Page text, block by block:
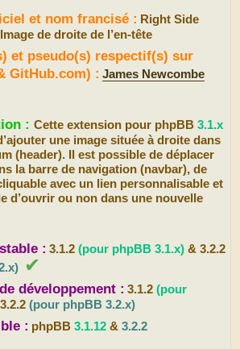
et nom francisé : Right Side
de droite de l’en-tête
et pseudo(s) respectif(s) sur
GitHub.com) : James Newcombe
: Cette extension pour phpBB 3.1.x
une image située à droite dans
(header). Il est possible de déplacer
la barre de navigation (navbar), de
avec un lien personnalisable et
d’ouvrir ou non dans une nouvelle
: 3.1.2 (pour phpBB 3.1.x) & 3.2.2
✔
développement : 3.1.2 (pour
(pour phpBB 3.2.x)
: phpBB 3.1.12 & 3.2.2